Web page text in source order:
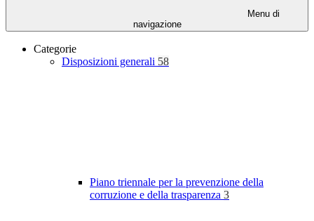
Menu di
navigazione
Categorie
Disposizioni generali 58
Piano triennale per la prevenzione della
corruzione e della trasparenza 3